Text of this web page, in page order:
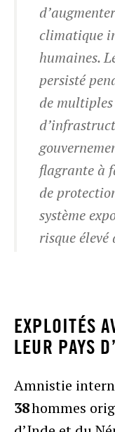
climatique
humaines.
persisté
de
flagrante à
de
système
risque
EXPLOITÉS
LEUR PAYS
Amnistie
38hommes